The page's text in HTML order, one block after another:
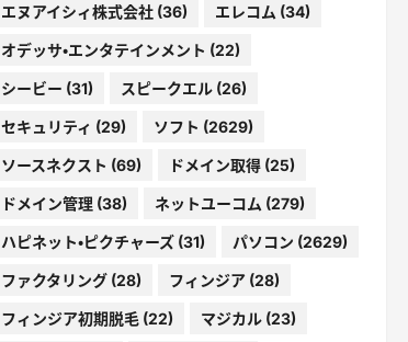
エヌアイシィ株式会社(36) エレコム (34)
オデッサ・エンタテインメント (22)
シービー (31) スピークエル(26)
セキュリティ (29) ソフト (2629)
ソースネクスト (69) ドメイン取得(25)
ドメイン管理(38) ネットユーコム (279)
ハピネット・ピクチャーズ(31) パソコン (2629)
ファクタリング(28) フィンジア(28)
フィンジア初期脱毛(22) マジカル(23)